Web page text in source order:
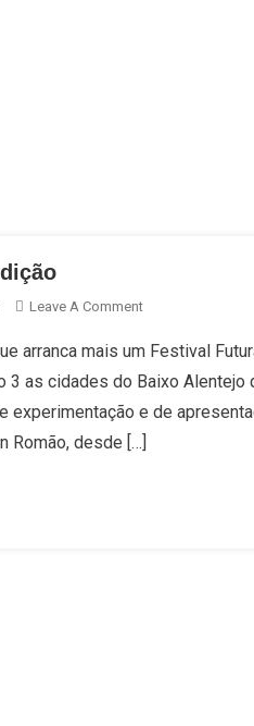
Leave A CommentOn
Futurama
–
2ª
Edição
arranca mais um Festival
3 as cidades do Baixo
experimentação e de
Romão, desde […]